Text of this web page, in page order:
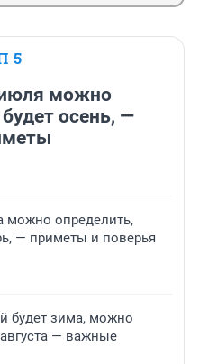
5
можно
осень, —
можно определить,
— приметы и поверья
будет зима, можно
— важные